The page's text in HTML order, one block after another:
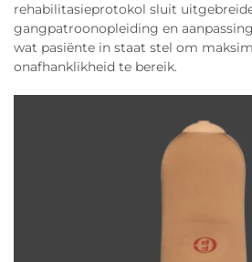
rehabilitasieprotokol sluit
gangpatroonopleiding en
wat pasiënte in staat stel om
onafhanklikheid te bereik.